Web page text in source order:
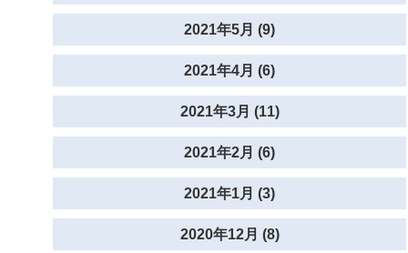
2021年5月 (9)
2021年4月 (6)
2021年3月 (11)
2021年2月 (6)
2021年1月 (3)
2020年12月 (8)